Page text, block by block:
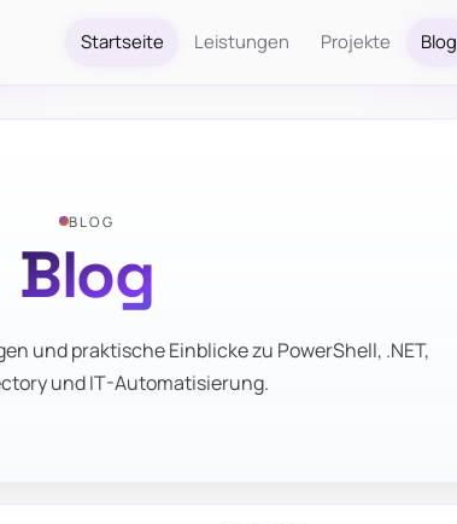
Startseite Leistungen Projekte Blog
BLOG
Blog
und praktische Einblicke zu PowerShell, .NET,
und IT-Automatisierung.